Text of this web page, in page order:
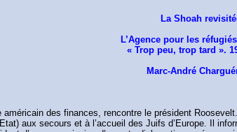
La Shoah
L’Agence pour les
« Trop peu, trop tard ».
Marc-André
des finances, rencontre le président
aux secours et à l’accueil des Juifs d’Europe. Il